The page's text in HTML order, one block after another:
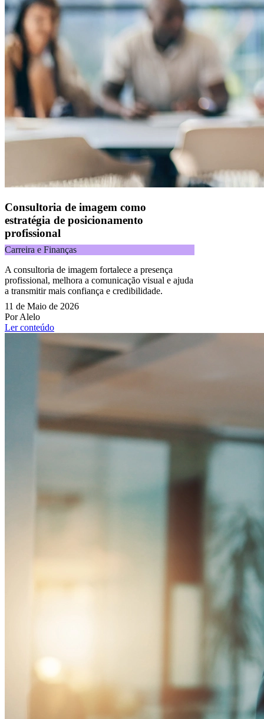
Consultoria de imagem como
estratégia de posicionamento
profissional
Carreira e Finanças
A consultoria de imagem fortalece a presença
profissional, melhora a comunicação visual e ajuda
a transmitir mais confiança e credibilidade.
11 de Maio de 2026
Por Alelo
Ler conteúdo